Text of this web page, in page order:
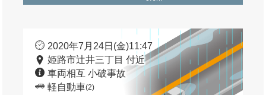
2020年7月24日(金)11:47
姫路市辻井三丁目 付近
車両相互 小破事故
軽自動車(2)